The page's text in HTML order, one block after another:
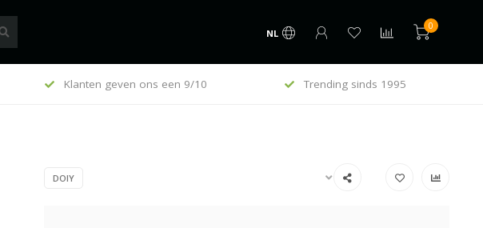
NL
0
Klanten geven ons een 9/10 Trending sinds 1995
DOIY